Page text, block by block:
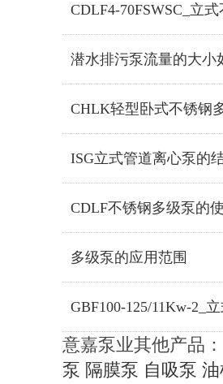
CDLF4-70FSWSC_立
潜水排污泵流量的大小
CHLK轻型卧式不锈钢
ISG立式管道离心泵的
CDLF不锈钢多级泵的
多级泵的应用范围
GBF100-125/11Kw-2_
意嘉泵业其他产品：
泵 隔膜泵 自吸泵